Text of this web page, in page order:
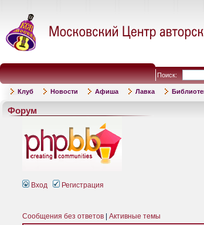
Поиск:
Клуб Новости Афиша Лавка
Форум
Вход Регистрация
Сообщения без ответов Активные темы